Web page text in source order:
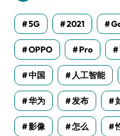
5G 2021
OPPO Pro
中国 人工智能
华为 发布
影像 怎么